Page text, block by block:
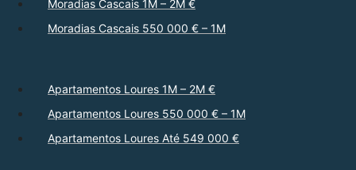
Moradias Cascais 1M – 2M €
Moradias Cascais 550 000 € – 1M
Apartamentos Loures 1M – 2M €
Apartamentos Loures 550 000 € – 1M
Apartamentos Loures Até 549 000 €